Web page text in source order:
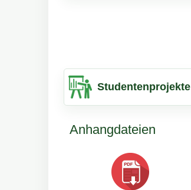
Studentenprojekte
Anhangdateien